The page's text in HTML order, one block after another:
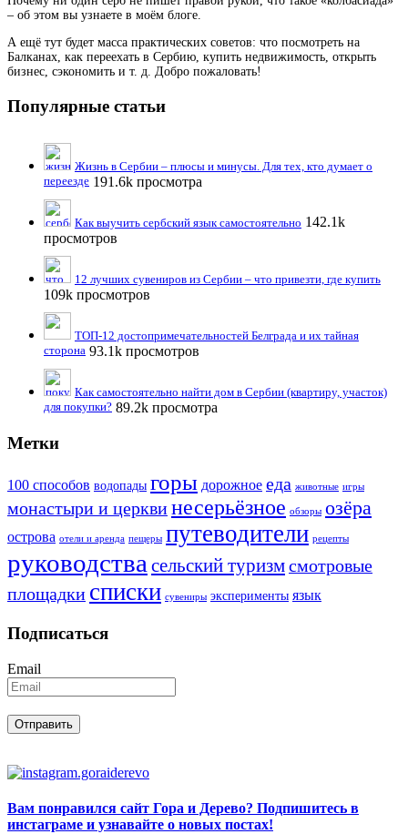
– об этом вы узнаете в моём блоге.
А ещё тут будет масса практических советов: что посмотреть на
Балканах, как переехать в Сербию, купить недвижимость, открыть
бизнес, сэкономить и т. д. Добро пожаловать!
Популярные статьи
Жизнь в Сербии – плюсы и минусы. Для тех, кто думает о
переезде 191.6k просмотра
Как выучить сербский язык самостоятельно 142.1k
просмотров
12 лучших сувениров из Сербии – что привезти, где купить
109k просмотров
ТОП-12 достопримечательностей Белграда и их тайная
сторона 93.1k просмотров
Как самостоятельно найти дом в Сербии (квартиру, участок)
для покупки? 89.2k просмотра
Метки
100 способов водопады горы дорожное еда животные игры
монастыри и церквинесерьёзное обзоры озёра
острова отели и аренда пещеры путеводители рецепты
руководства сельский туризмсмотровые
площадки списки сувениры эксперименты язык
Подписаться
Email
Вам понравился сайт Гора и Дерево? Подпишитесь в
инстаграме и узнавайте о новых постах!